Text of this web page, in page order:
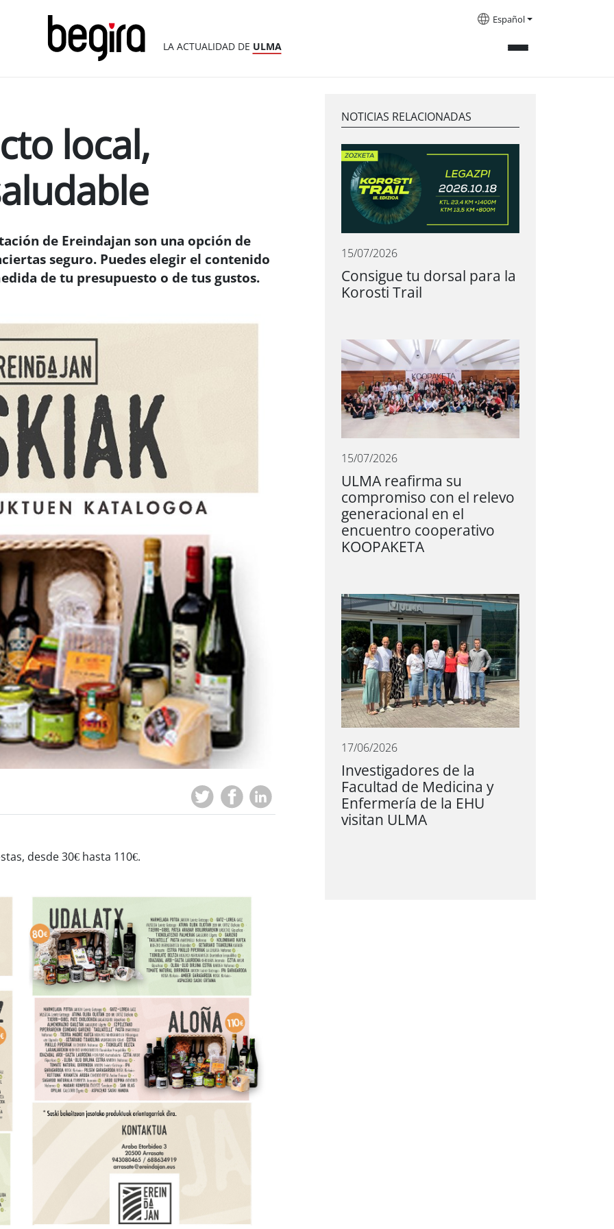
LA ACTUALIDAD DE ULMA
Español
local,
de Ereindajan son una opción de
seguro. Puedes elegir el contenido
de tu presupuesto o de tus gustos.
desde 30€ hasta 110€.
NOTICIAS RELACIONADAS
15/07/2026
Consigue tu dorsal para la
Korosti Trail
15/07/2026
ULMA reafirma su
compromiso con el relevo
generacional en el
encuentro cooperativo
KOOPAKETA
17/06/2026
Investigadores de la
Facultad de Medicina y
Enfermería de la EHU
visitan ULMA